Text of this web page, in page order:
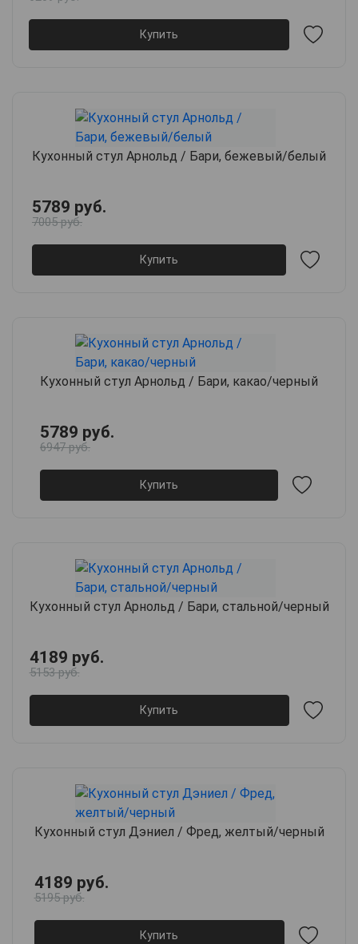
Купить
Кухонный стул Арнольд / Бари, бежевый/белый
5789 руб.
7005 руб.
Купить
Кухонный стул Арнольд / Бари, какао/черный
5789 руб.
6947 руб.
Купить
Кухонный стул Арнольд / Бари, стальной/черный
4189 руб.
5153 руб.
Купить
Кухонный стул Дэниел / Фред, желтый/черный
4189 руб.
5195 руб.
Купить